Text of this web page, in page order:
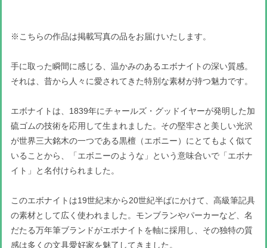
※こちらの作品は掲載写真の品をお届けいたします。
手に取った瞬間に感じる、温かみのあるエボナイトの深い質感。
それは、昔から人々に愛されてきた特別な素材が持つ魅力です。
エボナイトは、1839年にチャールズ・グッドイヤーが発明した加
硫ゴムの技術を応用して生まれました。その堅牢さと美しい光沢
が世界三大銘木の一つである黒檀（エボニー）にとてもよく似て
いることから、「エボニーのような」という意味合いで「エボナ
イト」と名付けられました。
このエボナイトは19世紀末から20世紀半ばにかけて、高級筆記具
の素材として広く使われました。モンブランやパーカーなど、名
だたる万年筆ブランドがエボナイトを軸に採用し、その独特の質
感は多くの文具愛好家を魅了してきました。